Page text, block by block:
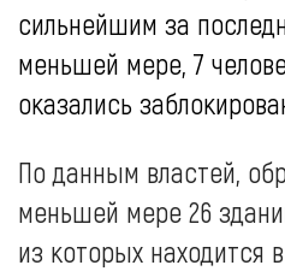
сильнейшим за
меньшей мере, 7
оказались
По данным властей,
меньшей мере 26
из которых находится